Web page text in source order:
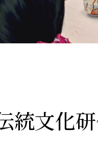
統文化